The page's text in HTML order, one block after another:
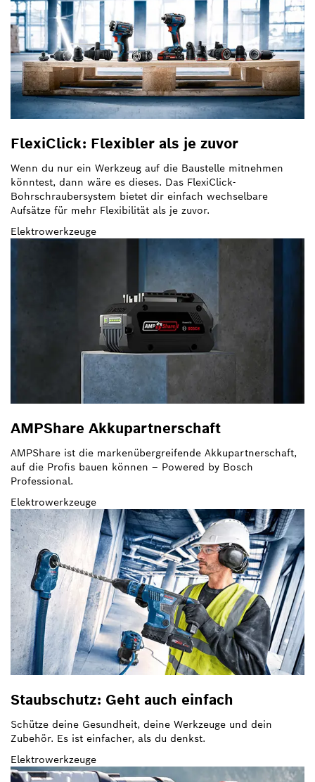
FlexiClick: Flexibler als je zuvor
Wenn du nur ein Werkzeug auf die Baustelle mitnehmen
könntest, dann wäre es dieses. Das FlexiClick-
Bohrschraubersystem bietet dir einfach wechselbare
Aufsätze für mehr Flexibilität als je zuvor.
Elektrowerkzeuge
AMPShare Akkupartnerschaft
AMPShare ist die markenübergreifende Akkupartnerschaft,
auf die Profis bauen können – Powered by Bosch
Professional.
Elektrowerkzeuge
Staubschutz: Geht auch einfach
Schütze deine Gesundheit, deine Werkzeuge und dein
Zubehör. Es ist einfacher, als du denkst.
Elektrowerkzeuge